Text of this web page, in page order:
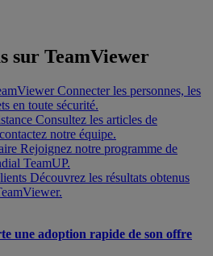
sur TeamViewer
Connecter les personnes, les
en toute sécurité.
Consultez les articles de
notre équipe.
Rejoignez notre programme de
TeamUP.
Découvrez les résultats obtenus
une adoption rapide de son offre